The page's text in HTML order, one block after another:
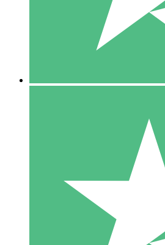
10 00
10 Téléchargements
20 00